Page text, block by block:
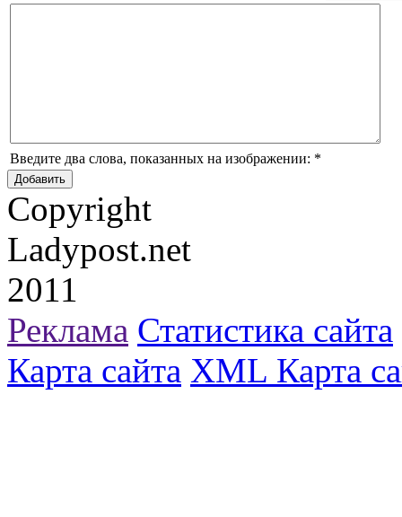
Введите два слова, показанных на изображении: *
Copyright
Ladypost.net
2011
Реклама Статистика сайта
Карта сайта XML Карта